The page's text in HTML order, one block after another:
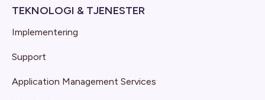
TEKNOLOGI & TJENESTER
Implementering
Support
Application Management Services